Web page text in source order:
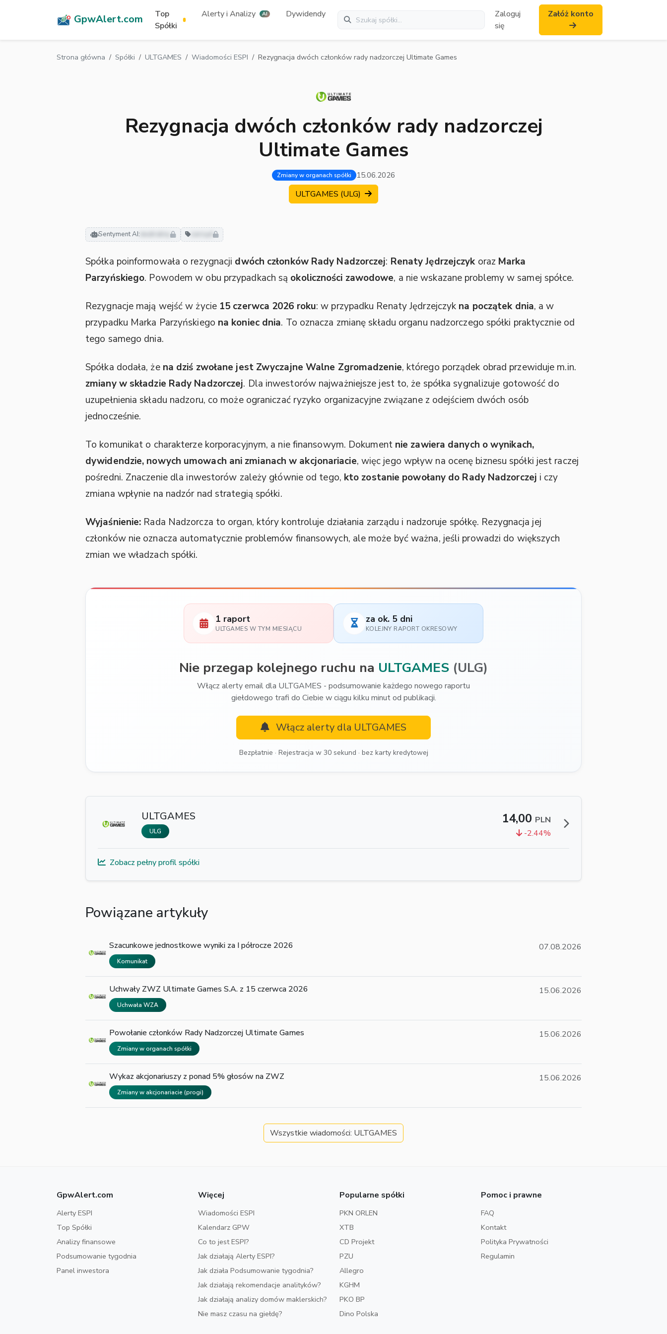
GpwAlert.com
Top
Spółki
Alerty i Analizy AI Dywidendy
Zaloguj
się
Załóż konto
Strona główna Spółki ULTGAMES Wiadomości ESPI Rezygnacja dwóch członków rady nadzorczej Ultimate Games
Rezygnacja dwóch członków rady nadzorczej
Ultimate Games
Zmiany w organach spółki 15.06.2026
ULTGAMES (ULG)
Sentyment AI: neutralny zarząd
Spółka poinformowała o rezygnacji dwóch członków Rady Nadzorczej: Renaty Jędrzejczykoraz Marka
Parzyńskiego. Powodem w obu przypadkach są okoliczności zawodowe, a nie wskazane problemy w samej spółce.
Rezygnacje mają wejść w życie 15 czerwca 2026 roku: w przypadku Renaty Jędrzejczyk na początek dnia, a w
przypadku Marka Parzyńskiego na koniec dnia. To oznacza zmianę składu organu nadzorczego spółki praktycznie od
tego samego dnia.
Spółka dodała, że na dziś zwołane jest Zwyczajne Walne Zgromadzenie, którego porządek obrad przewiduje m.in.
zmiany w składzie Rady Nadzorczej. Dla inwestorów najważniejsze jest to, że spółka sygnalizuje gotowość do
uzupełnienia składu nadzoru, co może ograniczać ryzyko organizacyjne związane z odejściem dwóch osób
jednocześnie.
To komunikat o charakterze korporacyjnym, a nie finansowym. Dokument nie zawiera danych o wynikach,
dywidendzie, nowych umowach ani zmianach w akcjonariacie, więc jego wpływ na ocenę biznesu spółki jest raczej
pośredni. Znaczenie dla inwestorów zależy głównie od tego, kto zostanie powołany do Rady Nadzorczej i czy
zmiana wpłynie na nadzór nad strategią spółki.
Wyjaśnienie: Rada Nadzorcza to organ, który kontroluje działania zarządu i nadzoruje spółkę. Rezygnacja jej
członków nie oznacza automatycznie problemów finansowych, ale może być ważna, jeśli prowadzi do większych
zmian we władzach spółki.
1 raport
ULTGAMES W TYM MIESIĄCU
za ok. 5 dni
KOLEJNY RAPORT OKRESOWY
Nie przegap kolejnego ruchu na ULTGAMES (ULG)
Włącz alerty email dla ULTGAMES - podsumowanie każdego nowego raportu
giełdowego trafi do Ciebie w ciągu kilku minut od publikacji.
Włącz alerty dla ULTGAMES
Bezpłatnie · Rejestracja w 30 sekund · bez karty kredytowej
ULTGAMES
ULG
14,00 PLN
-2.44%
Zobacz pełny profil spółki
Powiązane artykuły
Szacunkowe jednostkowe wyniki za I półrocze 2026
Komunikat
07.08.2026
Uchwały ZWZ Ultimate Games S.A. z 15 czerwca 2026
Uchwała WZA
15.06.2026
Powołanie członków Rady Nadzorczej Ultimate Games
Zmiany w organach spółki
15.06.2026
Wykaz akcjonariuszy z ponad 5% głosów na ZWZ
Zmiany w akcjonariacie (progi)
15.06.2026
Wszystkie wiadomości: ULTGAMES
GpwAlert.com
Alerty ESPI
Top Spółki
Analizy finansowe
Podsumowanie tygodnia
Panel inwestora
Więcej
Wiadomości ESPI
Kalendarz GPW
Co to jest ESPI?
Jak działają Alerty ESPI?
Jak działa Podsumowanie tygodnia?
Jak działają rekomendacje analityków?
Jak działają analizy domów maklerskich?
Nie masz czasu na giełdę?
Popularne spółki
PKN ORLEN
XTB
CD Projekt
PZU
Allegro
KGHM
PKO BP
Dino Polska
Pomoc i prawne
FAQ
Kontakt
Polityka Prywatności
Regulamin